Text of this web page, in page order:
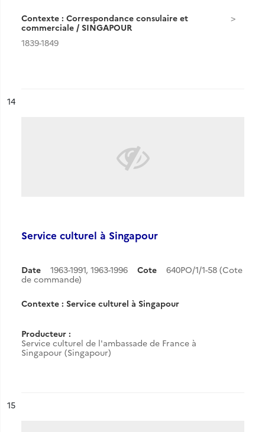
Contexte : Correspondance consulaire et
commerciale / SINGAPOUR
1839-1849
n°
14
Service culturel à Singapour
Date 1963-1991, 1963-1996 Cote
640PO/1/1-58 (Cote
de commande)
Contexte : Service culturel à Singapour
Producteur :
Service culturel de l'ambassade de France à
Singapour (Singapour)
n°
15